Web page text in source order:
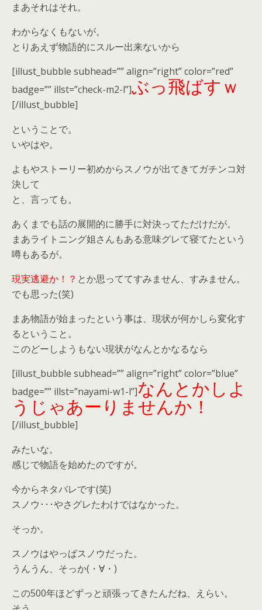
まあそれはそれ。
わからなくもないが。
とりあえず物語的にスルー出来ないから
[illust_bubble subhead=”” align=”right” color=”red”
badge=”” illst=”check-m2-l”]ぶっ飛ばすｗ
[/illust_bubble]
ということで。
いやはや。
よもやストーリー初めからスノウが出てきてガチンコ対
決して
と、言っても。
あくまでも話の展開的に勝手に対決ってただけだが。
まあライトニング姐さんもある意味グレて寝てたという
噂もあるが。
現実逃避か！？ とか思っててすみません、すみません。
でも思った(笑)
まあ物語が始まったという事は、現状が何かしら変化す
るということ。
このどーしようもない現状がなんとかなるなら
[illust_bubble subhead=”” align=”right” color=”blue”
badge=”” illst=”nayami-w1-l”]なんとかしよ
うじゃあーりませんか！
[/illust_bubble]
みたいな。
感じで物語を始めたのですが。
今からネタバレです(笑)
スノウ･･･やさグレたわけではなかった。
そっか。
スノウはやっぱスノウだった。
うんうん、そっか(・∀・)
この500年ほどずっと頑張ってきたんだね、えらい。